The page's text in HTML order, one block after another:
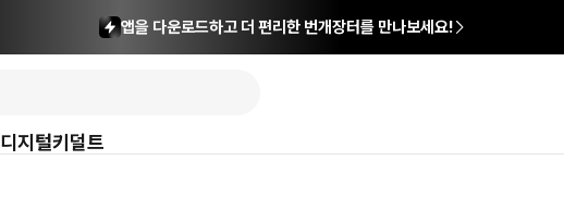
앱을 다운로드하고 더 편리한 번개장터를 만나보세요!
디지털키덜트